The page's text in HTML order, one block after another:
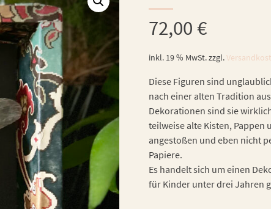
72,00€
inkl. 19 % MwSt.zzgl.
Diese Figuren sind
nach einer alten Tradition
Dekorationen sind sie
teilweise alte Kisten, Pappen
angestoßen und eben nicht
Papiere.
Es handelt sich um einen
für Kinder unter drei Jahren